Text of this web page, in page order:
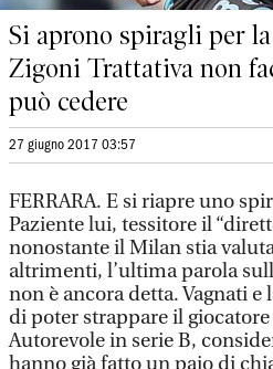
Si aprono spiragli per
Zigoni Trattativa non
può cedere
27 giugno 2017 03:57
FERRARA. E si riapre uno
Paziente lui, tessitore il
nonostante il Milan stia
altrimenti, l’ultima parola
non è ancora detta. Vagnati e
di poter strappare il
Autorevole in serie B,
hanno già fatto un paio di